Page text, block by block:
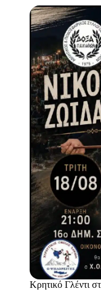
Κρητικό Γλέντι